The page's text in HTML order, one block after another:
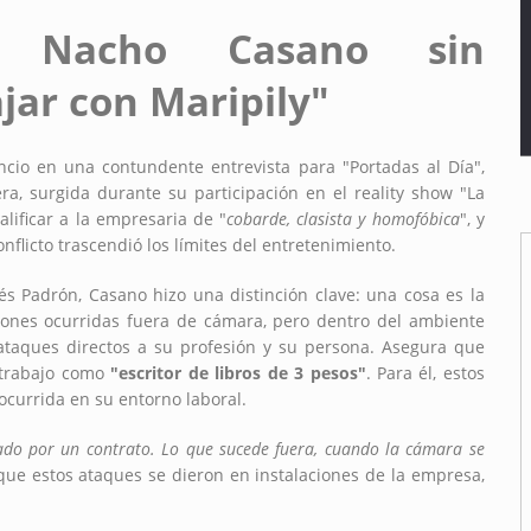
Nacho Casano sin
con Maripily"
en una contundente entrevista para "Portadas al Día",
surgida durante su participación en el reality show "La
a la empresaria de "cobarde, clasista y homofóbica", y
trascendió los límites del entretenimiento.
Padrón, Casano hizo una distinción clave: una cosa es la
ocurridas fuera de cámara, pero dentro del ambiente
directos a su profesión y su persona. Asegura que
como "escritor de libros de 3 pesos". Para él, estos
en su entorno laboral.
por un contrato. Lo que sucede fuera, cuando la cámara se
estos ataques se dieron en instalaciones de la empresa,